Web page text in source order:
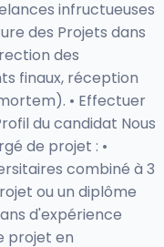
infructueuses
des Projets dans
des
finaux, réception
• Effectuer
du candidat Nous
de projet : •
combiné à 3
ou un diplôme
d'expérience
projet en